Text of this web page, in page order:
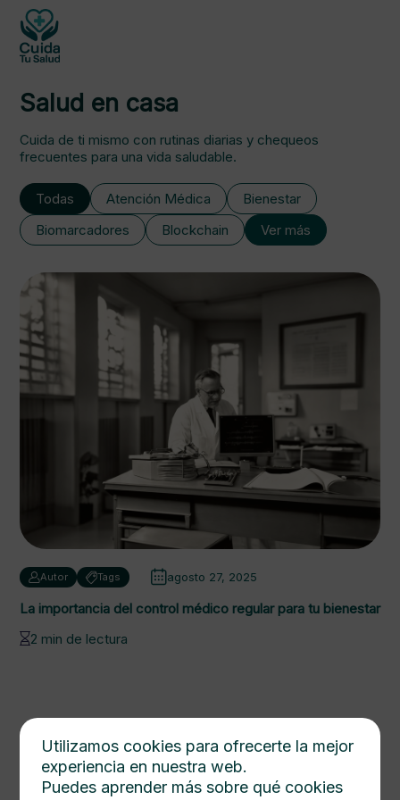
Salud en casa
Cuida de ti mismo con rutinas diarias y chequeos
frecuentes para una vida saludable.
Todas Atención Médica
Bienestar
Biomarcadores
Blockchain Ver más
Autor Tags agosto 27, 2025
La importancia del control médico regular para tu bienestar
2 min de lectura
Utilizamos cookies para ofrecerte la mejor
experiencia en nuestra web.
Puedes aprender más sobre qué cookies